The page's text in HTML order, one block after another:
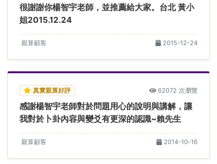
很謝謝你楊智宇老師，並推薦給大家。台北 黃小
姐2015.12.24
親算顧客 2015-12-24
真實親算好評 62072 次瀏覽
感謝楊智宇老師對於問題用心的說明與講解，讓
我對於卜卦內容與變爻有更深的認識~賴先生
親算顧客 2014-10-16